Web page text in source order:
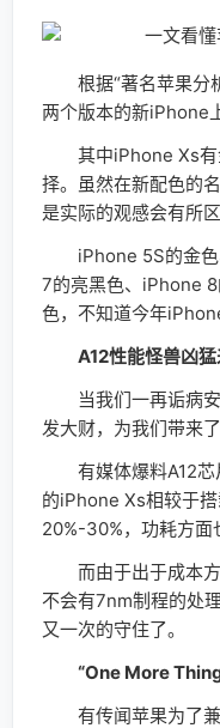
根据“著名苹果分
两个版本的新iPhone
其中iPhone Xs有
择。虽然在新配色的
是实际的观感会有所区
iPhone 5S的金色
7的亮黑色、iPhone
色，不知道今年
A12性能怪兽凶猛
当我们一再诟病安
发大财，为我们带来
有媒体爆料A12芯
的iPhone Xs相较于
20%-30%，功耗方面
而由于出于成本方
不会有7nm制程的处
又一次的守住了。
“One More
有传闻苹果为了兼